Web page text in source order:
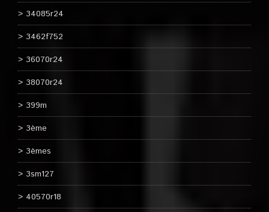
34085r24
3462f752
36070r24
38070r24
399m
3ème
3èmes
3sm127
40570r18